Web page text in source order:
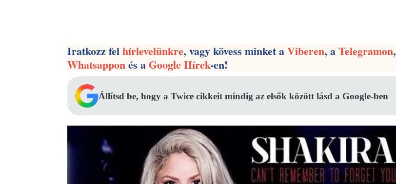
Iratkozz felhírlevelünkre, vagy kövess minket aViberen, aTelegramon,
Whatsapponés aGoogle Hírek-en!
Állítsd be, hogy a Twice cikkeit mindig az elsők között lásd a Google-ben